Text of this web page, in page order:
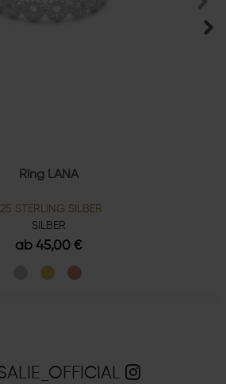
Ring LANA
STERLING SILBER
SILBER
ab 45,00 €